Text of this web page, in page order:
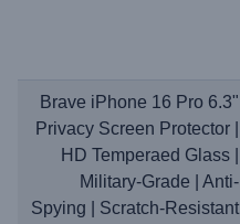
Brave iPhone 16 Pro 6.3"
Privacy Screen Protector |
HD Temperaed Glass |
Military-Grade | Anti-
Spying | Scratch-Resistant